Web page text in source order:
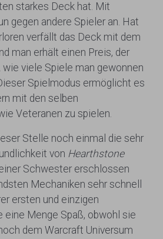
starkes Deck hat. Mit
gegen andere Spieler an. Hat
verfällt das Deck mit dem
man erhält einen Preis, der
wie viele Spiele man gewonnen
Spielmodus ermöglicht es
mit den selben
Veteranen zu spielen.
Stelle noch einmal die sehr
von Hearthstone
Schwester erschlossen
Mechaniken sehr schnell
ersten und einzigen
eine Menge Spaß, obwohl sie
dem Warcraft Universum